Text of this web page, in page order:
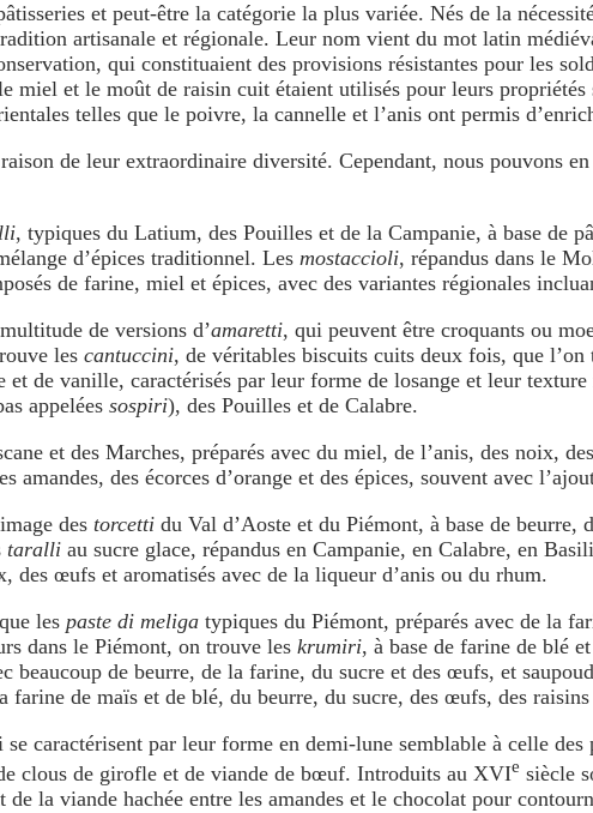
et peut-être la catégorie la plus variée. Nés de la
artisanale et régionale. Leur nom vient du mot latin
qui constituaient des provisions résistantes pour les
miel et le moût de raisin cuit étaient utilisés pour leurs
telles que le poivre, la cannelle et l’anis ont permis
de leur extraordinaire diversité. Cependant, nous pouvons
, typiques du Latium, des Pouilles et de la Campanie, à base de
d’épices traditionnel. Les mostaccioli, répandus dans le
de farine, miel et épices, avec des variantes régionales
de versions d’amaretti, qui peuvent être croquants ou
les cantuccini, de véritables biscuits cuits deux fois, que
et de vanille, caractérisés par leur forme de losange et leur
appelées sospiri), des Pouilles et de Calabre.
et des Marches, préparés avec du miel, de l’anis, des noix,
amandes, des écorces d’orange et des épices, souvent avec
des torcetti du Val d’Aoste et du Piémont, à base de beurre,
taralli au sucre glace, répandus en Campanie, en Calabre, en
des œufs et aromatisés avec de la liqueur d’anis ou du rhum.
les paste di meliga typiques du Piémont, préparés avec de la
dans le Piémont, on trouve les krumiri, à base de farine de blé
beaucoup de beurre, de la farine, du sucre et des œufs, et
de maïs et de blé, du beurre, du sucre, des œufs, des
caractérisent par leur forme en demi-lune semblable à celle des
clous de girofle et de viande de bœuf. Introduits au XVIe siècle
la viande hachée entre les amandes et le chocolat pour